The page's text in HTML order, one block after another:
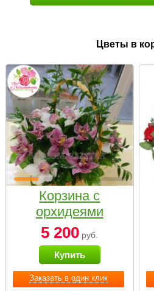
Цветы в
Заказать в один клик
Корзина с
орхидеями
малая
5 200 руб.
Купить